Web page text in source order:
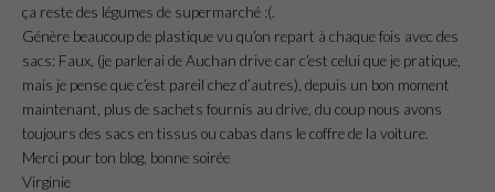
ça reste des légumes de supermarché :(.
Génère beaucoup de plastique vu qu’on repart à chaque fois avec des
sacs: Faux, (je parlerai de Auchan drive car c’est celui que je pratique,
mais je pense que c’est pareil chez d’autres), depuis un bon moment
maintenant, plus de sachets fournis au drive, du coup nous avons
toujours des sacs en tissus ou cabas dans le coffre de la voiture.
Merci pour ton blog, bonne soirée
Virginie